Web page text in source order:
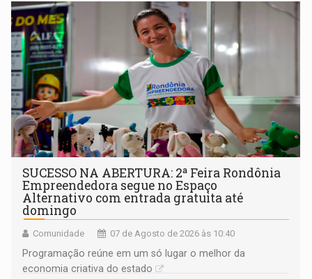
SUCESSO NA ABERTURA: 2ª Feira Rondônia
Empreendedora segue no Espaço
Alternativo com entrada gratuita até
domingo
Comunidade 07 de Agosto de 2026 às 10:40
Programação reúne em um só lugar o melhor da
economia criativa do estado